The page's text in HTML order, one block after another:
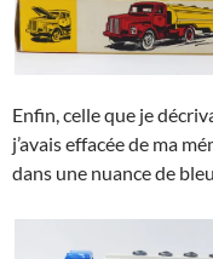
Enfin, celle que je
j’avais effacée de ma
dans une nuance de